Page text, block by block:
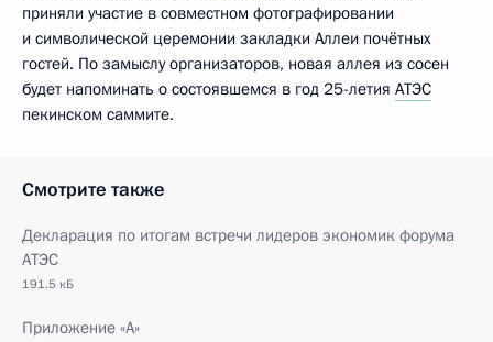
приняли участие в совместном фотографировании
и символической церемонии закладки Аллеи почётных
гостей. По замыслу организаторов, новая аллея из сосен
будет напоминать о состоявшемся в год 25-летия АТЭС
пекинском саммите.
Смотрите также
Декларация по итогам встречи лидеров экономик форума
АТЭС
191.5 кБ
Приложение «А»